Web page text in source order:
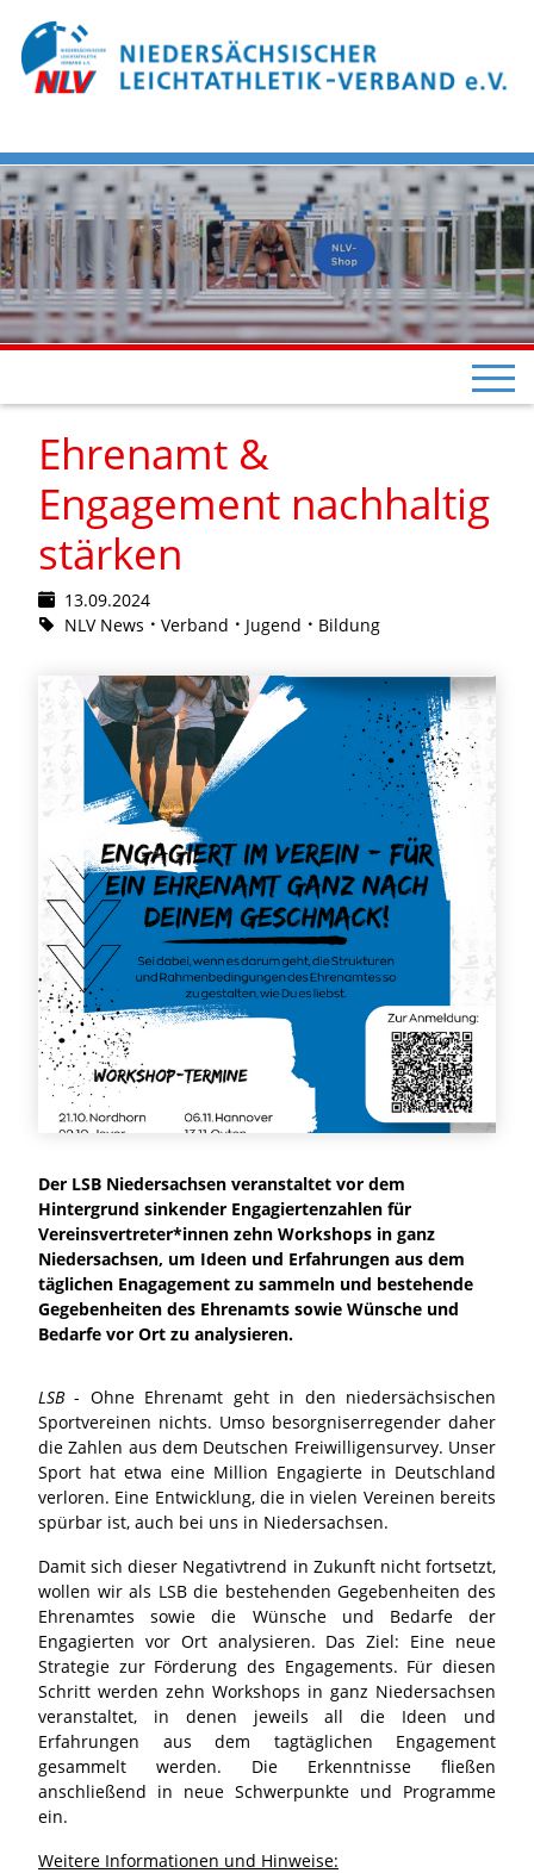
Ehrenamt &
Engagement nachhaltig
stärken
13.09.2024
NLV News
Verband Jugend Bildung
Der LSB Niedersachsen veranstaltet vor dem
Hintergrund sinkender Engagiertenzahlen für
Vereinsvertreter*innen zehn Workshops in ganz
Niedersachsen, um Ideen und Erfahrungen aus dem
täglichen Enagagement zu sammeln und bestehende
Gegebenheiten des Ehrenamts sowie Wünsche und
Bedarfe vor Ort zu analysieren.
LSB- Ohne Ehrenamt geht in den niedersächsischen
Sportvereinen nichts. Umso besorgniserregender daher
die Zahlen aus dem Deutschen Freiwilligensurvey. Unser
Sport hat etwa eine Million Engagierte in Deutschland
verloren. Eine Entwicklung, die in vielen Vereinen bereits
spürbar ist, auch bei uns in Niedersachsen.
Damit sich dieser Negativtrend in Zukunft nicht fortsetzt,
wollen wir als LSB die bestehenden Gegebenheiten des
Ehrenamtes sowie die Wünsche und Bedarfe der
Engagierten vor Ort analysieren. Das Ziel: Eine neue
Strategie zur Förderung des Engagements. Für diesen
Schritt werden zehn Workshops in ganz Niedersachsen
veranstaltet, in denen jeweils all die Ideen und
Erfahrungen aus dem tagtäglichen Engagement
gesammelt werden. Die Erkenntnisse fließen
anschließend in neue Schwerpunkte und Programme
ein.
Weitere Informationen und Hinweise: